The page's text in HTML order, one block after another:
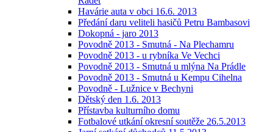
Havárie auta v obci 16.6. 2013
Předání daru veliteli hasičů Petru Bambasovi
Dokopná - jaro 2013
Povodně 2013 - Smutná - Na Plechamru
Povodně 2013 - u rybníka Ve Vechci
Povodně 2013 - Smutná u mlýna Na Prádle
Povodně 2013 - Smutná u Kempu Cihelna
Povodně - Lužnice v Bechyni
Dětský den 1.6. 2013
Přístavba kulturního domu
Fotbalové utkání okresní soutěže 26.5.2013